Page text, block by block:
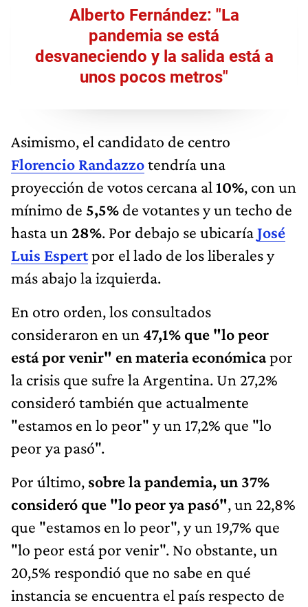
Alberto Fernández: "La
pandemia se está
desvaneciendo y la salida está a
unos pocos metros"
Asimismo, el candidato de centro
Florencio Randazzotendría una
proyección de votos cercana al 10%, con un
mínimo de 5,5% de votantes y un techo de
hasta un 28%. Por debajo se ubicaríaJosé
Luis Espertpor el lado de los liberales y
más abajo la izquierda.
En otro orden, los consultados
consideraron en un 47,1% que "lo peor
está por venir" en materia económicapor
la crisis que sufre la Argentina. Un 27,2%
consideró también que actualmente
"estamos en lo peor" y un 17,2% que "lo
peor ya pasó".
Por último, sobre la pandemia, un 37%
consideró que "lo peor ya pasó", un 22,8%
que "estamos en lo peor", y un 19,7% que
"lo peor está por venir". No obstante, un
20,5% respondió que no sabe en qué
instancia se encuentra el país respecto de